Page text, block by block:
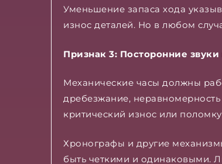
Уменьшение запаса хода
износ деталей. Но в любом
Признак 3: Посторонние звуки
Механические часы должны
дребезжание,
критический износ или
Хронографы и другие
быть четкими и одинаковыми.